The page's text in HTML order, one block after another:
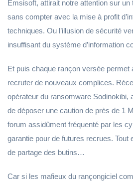
Emsisoft, attirait notre attention sur
sans compter avec la mise à profit
techniques. Ou l’illusion de sécurité
insuffisant du système d’information
Et puis chaque rançon versée permet
recruter de nouveaux complices.
opérateur du ransomware Sodinokibi,
de déposer une caution de près de 1
forum assidûment fréquenté par les
garantie pour de futures recrues. Tout
de partage des butins…
Car si les mafieux du rançongiciel